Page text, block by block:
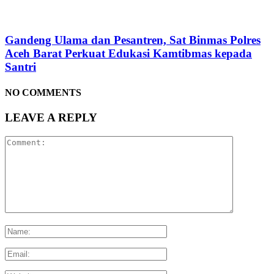
Gandeng Ulama dan Pesantren, Sat Binmas Polres
Aceh Barat Perkuat Edukasi Kamtibmas kepada
Santri
NO COMMENTS
LEAVE A REPLY